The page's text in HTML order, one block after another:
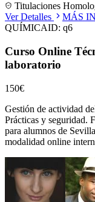
Titulaciones
Ver Detalles
MÁS
QUÍMICAID: q6
Curso Online
laboratorio
150€
Gestión de actividad
Prácticas y seguridad.
para alumnos de
modalidad online